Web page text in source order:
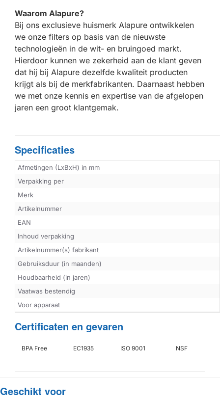
Waarom Alapure?
Bij ons exclusieve huismerk Alapure ontwikkelen
we onze filters op basis van de nieuwste
technologieën in de wit- en bruingoed markt.
Hierdoor kunnen we zekerheid aan de klant geven
dat hij bij Alapure dezelfde kwaliteit producten
krijgt als bij de merkfabrikanten. Daarnaast hebben
we met onze kennis en expertise van de afgelopen
jaren een groot klantgemak.
Specificaties
Afmetingen (LxBxH) in mm
Verpakking per
Merk
Artikelnummer
EAN
Inhoud verpakking
Artikelnummer(s) fabrikant
Gebruiksduur (in maanden)
Houdbaarheid (in jaren)
Vaatwas bestendig
Voor apparaat
Certificaten en gevaren
BPA Free EC1935 ISO 9001 NSF
Geschikt voor